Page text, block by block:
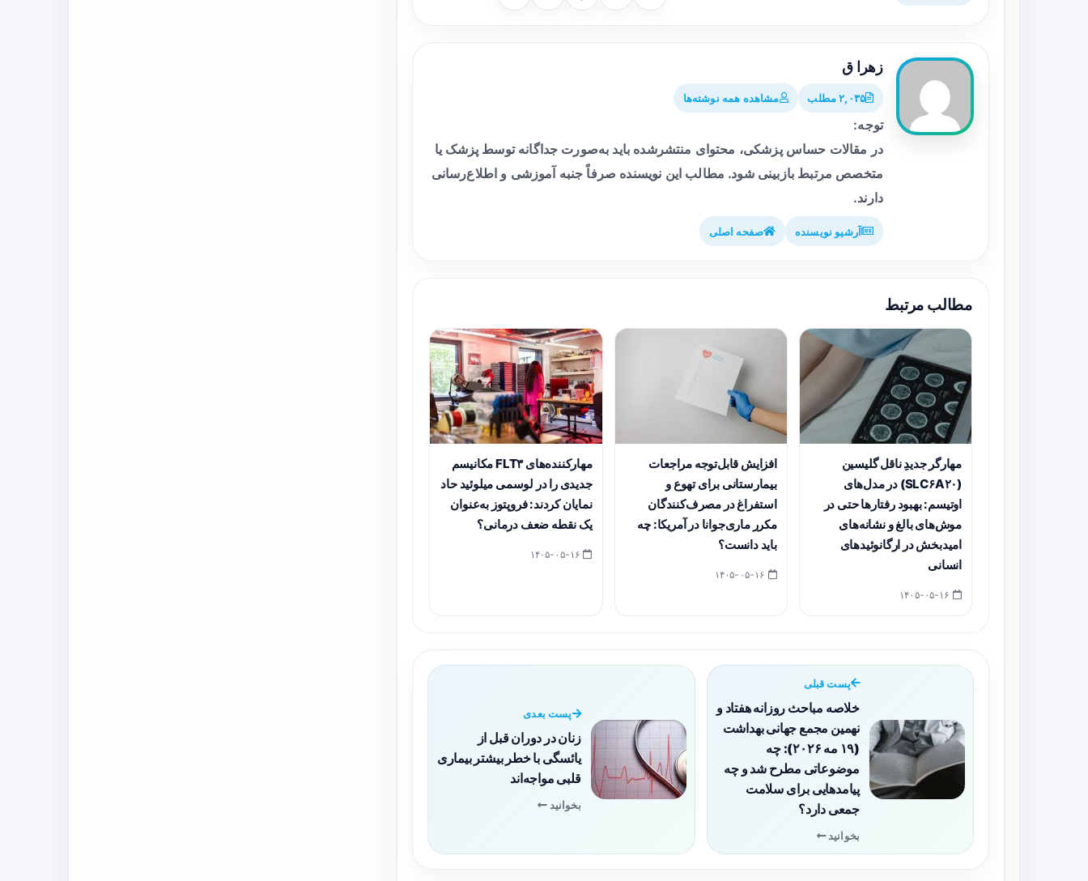
زهرا ق
۲,۰۳۵ مطلب مشاهده همه نوشته‌ها
توجه:
در مقالات حساس پزشکی، محتوای منتشرشده باید به‌صورت جداگانه توسط پزشک یا
متخصص مرتبط بازبینی شود. مطالب این نویسنده صرفاً جنبه آموزشی و اطلاع‌رسانی
دارند.
آرشیو نویسنده صفحه اصلی
مطالب مرتبط
مهارگر جدیدِ ناقل گلیسین
(SLC۶A۲۰) در مدل‌های
اوتیسم: بهبود رفتارها حتی در
موش‌های بالغ و نشانه‌های
امیدبخش در ارگانوئیدهای
انسانی
افزایش قابل‌توجه مراجعات
بیمارستانی برای تهوع و
استفراغ در مصرف‌کنندگان
مکرر ماری‌جوانا در آمریکا: چه
باید دانست؟
مهارکننده‌های FLT۳ مکانیسم
جدیدی را در لوسمی میلوئید حاد
نمایان کردند: فروپتوز به‌عنوان
یک نقطه ضعف درمانی؟
۱۴۰۵-۰۵-۱۶
پست قبلی
خلاصه مباحث روزانه هفتاد و
نهمین مجمع جهانی بهداشت
(۱۹ مه ۲۰۲۶): چه
موضوعاتی مطرح شد و چه
پیامدهایی برای سلامت
جمعی دارد؟
بخوانید
پست بعدی
زنان در دوران قبل از
یائسگی با خطر بیشتر بیماری
قلبی مواجه‌اند
بخوانید